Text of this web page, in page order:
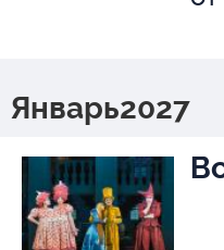
Январь2027